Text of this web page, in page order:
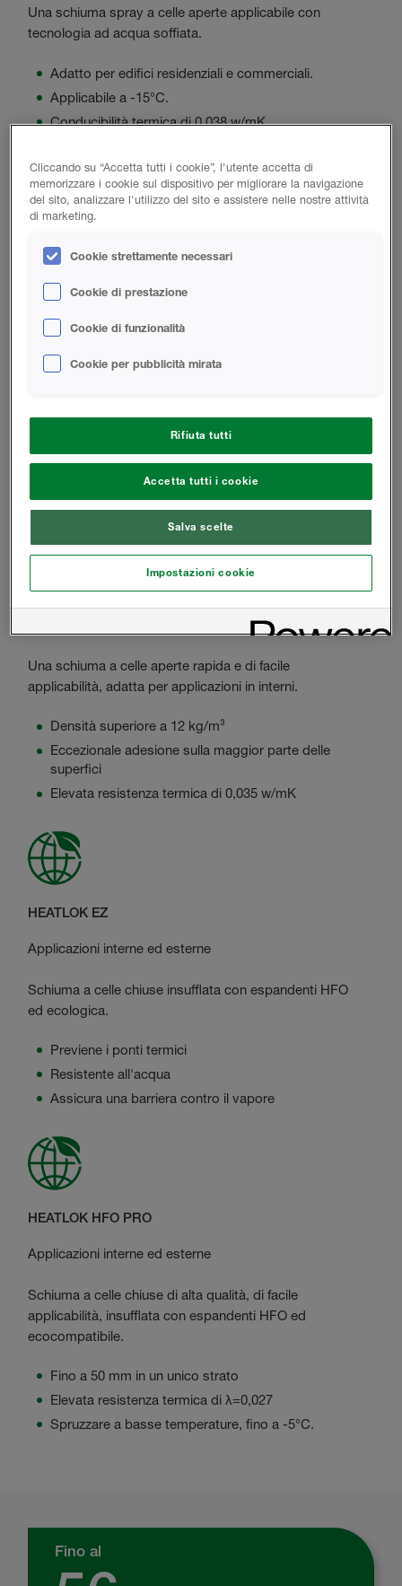
Una schiuma spray a celle aperte applicabile con
tecnologia ad acqua soffiata.
Adatto per edifici residenziali e commerciali.
Applicabile a -15°C.
Conducibilità termica di 0,038 w/mK
H2FOAM LITE E
Adatto in particolare per applicazioni interne.
Schiuma spray a celle aperte progettata per una
migliore conducibilità termica.
H2FOAM LITE PLUS
Adatto in particolare per applicazioni in interni.
Una schiuma a celle aperte rapida e di facile
applicabilità, adatta per applicazioni in interni.
Densità superiore a 12 kg/m³
Eccezionale adesione sulla maggior parte delle
superfici
Elevata resistenza termica di 0,035 w/mK
HEATLOK EZ
Applicazioni interne ed esterne
Schiuma a celle chiuse insufflata con espandenti HFO
ed ecologica.
Previene i ponti termici
Resistente all'acqua
Assicura una barriera contro il vapore
HEATLOK HFO PRO
Applicazioni interne ed esterne
Schiuma a celle chiuse di alta qualità, di facile
applicabilità, insufflata con espandenti HFO ed
ecocompatibile.
Fino a 50 mm in un unico strato
Elevata resistenza termica di λ=0,027
Spruzzare a basse temperature, fino a -5°C.
Fino al
Cliccando su “Accetta tutti i cookie”, l'utente accetta di
memorizzare i cookie sul dispositivo per migliorare la navigazione
del sito, analizzare l'utilizzo del sito e assistere nelle nostre attività
di marketing.
Cookie strettamente necessari
Cookie di prestazione
Cookie di funzionalità
Cookie per pubblicità mirata
Rifiuta tutti
Accetta tutti i cookie
Salva scelte
Impostazioni cookie